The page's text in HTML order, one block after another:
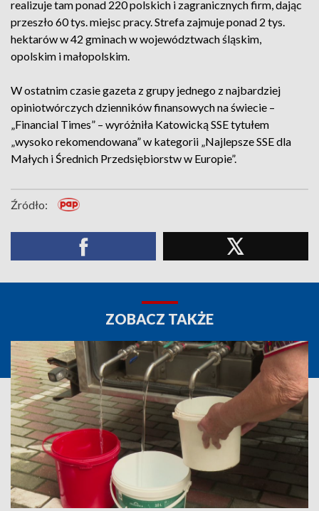
realizuje tam ponad 220 polskich i zagranicznych firm, dając
przeszło 60 tys. miejsc pracy. Strefa zajmuje ponad 2 tys.
hektarów w 42 gminach w województwach śląskim,
opolskim i małopolskim.
W ostatnim czasie gazeta z grupy jednego z najbardziej
opiniotwórczych dzienników finansowych na świecie –
„Financial Times” – wyróżniła Katowicką SSE tytułem
„wysoko rekomendowana” w kategorii „Najlepsze SSE dla
Małych i Średnich Przedsiębiorstw w Europie”.
Źródło:
ZOBACZ TAKŻE